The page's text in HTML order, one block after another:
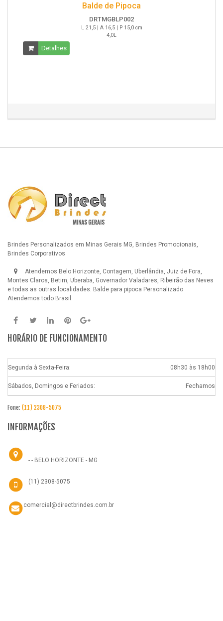
Balde de Pipoca
DRTMGBLP002
L 21,5 | A 16,5 | P 15,0 cm
4,0L
Detalhes
Brindes Personalizados em Minas Gerais MG, Brindes Promocionais,
Brindes Corporativos
Atendemos Belo Horizonte, Contagem, Uberlândia, Juiz de Fora,
Montes Claros, Betim, Uberaba, Governador Valadares, Ribeirão das Neves
e todas as outras localidades. Balde para pipoca Personalizado
Atendemos todo Brasil.
HORÁRIO DE FUNCIONAMENTO
Segunda à Sexta-Feira: 08h30 às 18h00
Sábados, Domingos e Feriados: Fechamos
Fone: (11) 2308-5075
INFORMAÇÕES
- - BELO HORIZONTE - MG
(11) 2308-5075
comercial@directbrindes.com.br